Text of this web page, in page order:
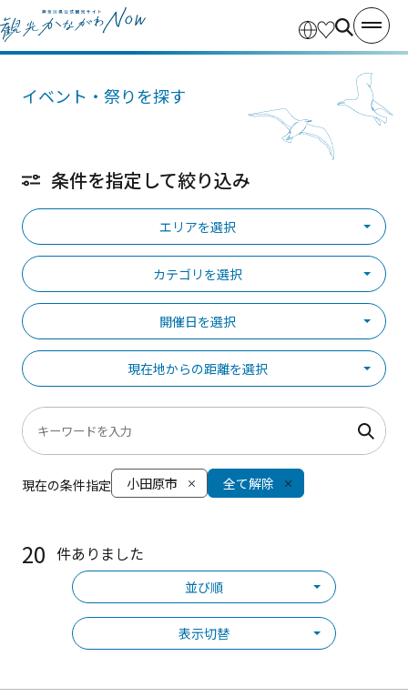
イベント・祭りを探す
条件を指定して絞り込み
エリアを選択
カテゴリを選択
開催日を選択
現在地からの距離を選択
現在の条件指定 小田原市 全て解除
20 件ありました
並び順
表示切替